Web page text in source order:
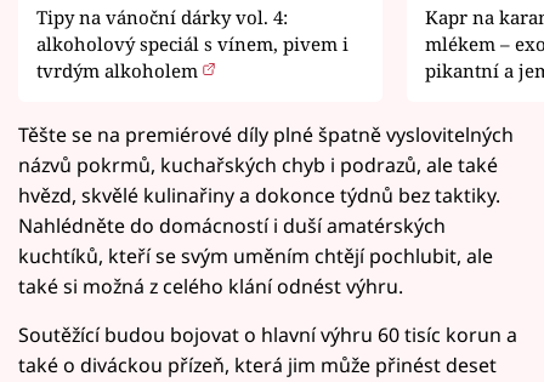
Tipy na vánoční dárky vol. 4:
alkoholový speciál s vínem, pivem i
tvrdým alkoholem
Kapr na
mlékem –
pikantní a
Těšte se na premiérové díly plné špatně vyslovitelných
názvů pokrmů, kuchařských chyb i podrazů, ale také
hvězd, skvělé kulinařiny a dokonce týdnů bez taktiky.
Nahlédněte do domácností i duší amatérských
kuchtíků, kteří se svým uměním chtějí pochlubit, ale
také si možná z celého klání odnést výhru.
Soutěžící budou bojovat o hlavní výhru 60 tisíc korun a
také o diváckou přízeň, která jim může přinést deset